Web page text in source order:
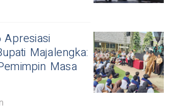
Majalengka:
Masa